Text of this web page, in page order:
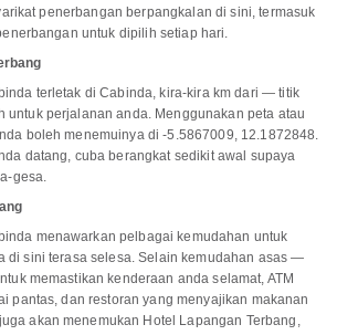
penerbangan berpangkalan di sini, termasuk
untuk dipilih setiap hari.
terletak di Cabinda, kira-kira km dari — titik
untuk perjalanan anda. Menggunakan peta atau
boleh menemuinya di -5.5867009, 12.1872848.
datang, cuba berangkat sedikit awal supaya
gesa.
menawarkan pelbagai kemudahan untuk
di sini terasa selesa. Selain kemudahan asas —
memastikan kenderaan anda selamat, ATM
pantas, dan restoran yang menyajikan makanan
akan menemukan Hotel Lapangan Terbang,